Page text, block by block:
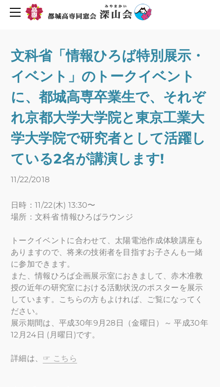
文科省「情報ひろば特別展示・
イベント」のトークイベント
に、都城高専卒業生で、それぞ
れ京都大学大学院と東京工業大
学大学院で研究者として活躍し
ている2名が講演します!
11/22/2018
日時：11/22(木) 13:30〜
場所：文科省 情報ひろばラウンジ
トークイベントに合わせて、太陽電池作成体験講座も
ありますので、将来の技術者を目指すお子さんも一緒
に参加できます。
また、情報ひろば企画展示室におきまして、赤木准教
授の近年の研究室における活動状況のポスターを展示
しています。こちらの方もよければ、ご覧になってく
ださい。
展示期間は、平成30年9月28日（金曜日）～ 平成30年
12月24日 (月曜日)です。
詳細は、 ☞ こちら
同窓会について
会則
組織図
役員名簿
プライバシーポリシー
会費・協力費のお願い
都城高専ゆめ基金へ寄付のお願い
メーリングリスト登録
H30年度行事予定
H29年度行事予定
新着情報
平成29年度深山会本部活動
平成30年度深山会本部活動
活動報告
活動予定
人材バンク登録